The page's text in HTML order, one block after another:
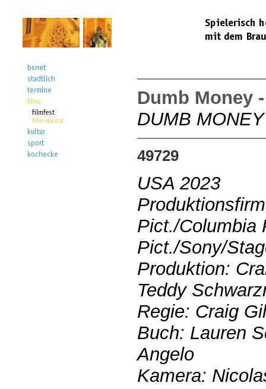
Dumb Money
DUMB MONEY
49729
USA 2023
Pict./Columbia
Pict./Sony/
Produktion:
Teddy
Regie: Craig
Buch: Lauren
Angelo
Kamera: